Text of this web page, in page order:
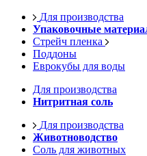
Для производства
Упаковочные
Стрейч пленка
Поддоны
Еврокубы для воды
Для производства
Нитритная соль
Для производства
Животноводство
Соль для животных